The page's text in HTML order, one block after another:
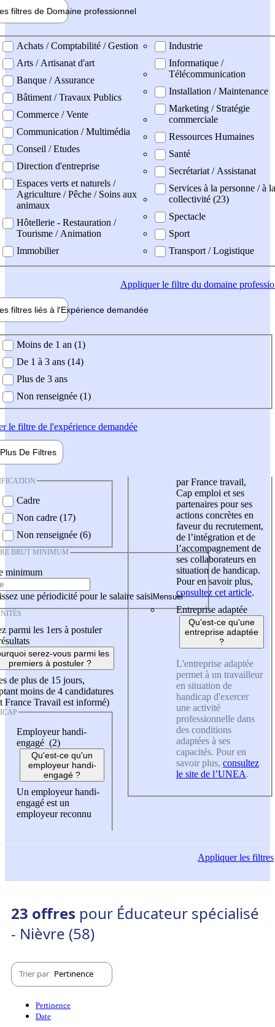
filtres de Domaine professionnel
professionel
Achats / Comptabilité / Gestion
Arts / Artisanat d'art
Banque / Assurance
Bâtiment / Travaux Publics
Commerce / Vente
Communication / Multimédia
Conseil / Etudes
Direction d'entreprise
Espaces verts et naturels /
Agriculture / Pêche / Soins aux
animaux
Hôtellerie - Restauration /
Tourisme / Animation
Immobilier
Industrie
Informatique /
Télécommunication
Installation / Maintenance
Marketing / Stratégie
commerciale
Ressources Humaines
Santé
Secrétariat / Assistanat
Services à la personne / à la
collectivité (23)
Spectacle
Sport
Transport / Logistique
Appliquerle filtre du domaine
filtres liés à l'Expérience demandée
demandée
Moins de 1 an (1)
De 1 à 3 ans (14)
Plus de 3 ans
Non renseignée (1)
le filtre de l'expérience demandée
Plus De Filtres
Cadre
Non cadre (17)
Non renseignée (6)
BRUT MINIMUM
minimum
une périodicité pour le salaire saisi
parmi les 1ers à postuler
serez-vous parmi les
premiers à postuler ?
de plus de 15 jours,
moins de 4 candidatures
France Travail est informé)
Employeur handi-
engagé (2)
Qu'est-ce qu'un
employeur handi-
engagé ?
Un employeur handi-
engagé est un
employeur reconnu
par France travail,
Cap emploi et ses
partenaires pour ses
actions concrètes en
faveur du recrutement,
de l’intégration et de
l’accompagnement de
ses collaborateurs en
situation de handicap.
Pour en savoir plus,
consultez cet article.
Entreprise adaptée
Qu'est-ce qu'une
entreprise adaptée
?
L'entreprise adaptée
permet à un travailleur
en situation de
handicap d'exercer
une activité
professionnelle dans
des conditions
adaptées à ses
capacités. Pour en
savoir plus, consultez
le site de l’UNEA.
Appliquerles filtres
23 offres pour Éducateur spécialisé
- Nièvre (58)
Trier par Pertinence
Pertinence
Date